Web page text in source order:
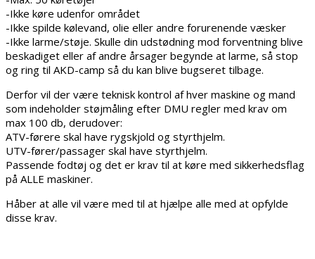
-Ikke køre udenfor området
-Ikke spilde kølevand, olie eller andre forurenende væsker
-Ikke larme/støje. Skulle din udstødning mod forventning blive
beskadiget eller af andre årsager begynde at larme, så stop
og ring til AKD-camp så du kan blive bugseret tilbage.
Derfor vil der være teknisk kontrol af hver maskine og mand
som indeholder støjmåling efter DMU regler med krav om
max 100 db, derudover:
ATV-førere skal have rygskjold og styrthjelm.
UTV-fører/passager skal have styrthjelm.
Passende fodtøj og det er krav til at køre med sikkerhedsflag
på ALLE maskiner.
Håber at alle vil være med til at hjælpe alle med at opfylde
disse krav.